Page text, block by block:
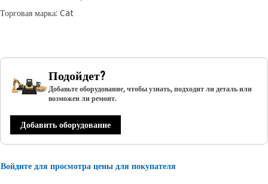
Торговая марка: Cat
Подойдет?
Добавьте оборудование, чтобы узнать, подходит ли деталь или
возможен ли ремонт.
Добавить оборудование
Войдите для просмотра цены для покупателя